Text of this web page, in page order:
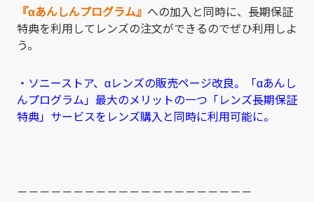
『αあんしんプログラム』 への加入と同時に、長期保証
特典を利用してレンズの注文ができるのでぜひ利用しよ
う。
・ソニーストア、αレンズの販売ページ改良。「αあんし
んプログラム」最大のメリットの一つ「レンズ長期保証
特典」サービスをレンズ購入と同時に利用可能に。
－－－－－－－－－－－－－－－－－－－－－